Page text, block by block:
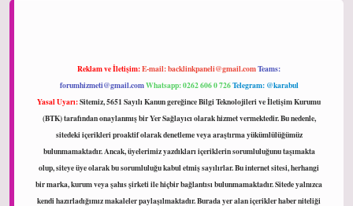
Reklam ve İletişim:E-mail:backlinkpaneli@gmail.comTeams:
forumhizmeti@gmail.comWhatsapp: 0262 606 0 726Telegram: @karabul
Yasal Uyarı:Sitemiz, 5651 Sayılı Kanun gereğince Bilgi Teknolojileri ve İletişim Kurumu
(BTK) tarafından onaylanmış bir Yer Sağlayıcı olarak hizmet vermektedir. Bu nedenle,
sitedeki içerikleri proaktif olarak denetleme veya araştırma yükümlülüğümüz
bulunmamaktadır. Ancak, üyelerimiz yazdıkları içeriklerin sorumluluğunu taşımakta
olup, siteye üye olarak bu sorumluluğu kabul etmiş sayılırlar. Bu internet sitesi, herhangi
bir marka, kurum veya şahıs şirketi ile hiçbir bağlantısı bulunmamaktadır. Sitede yalnızca
kendi hazırladığımız makaleler paylaşılmaktadır. Burada yer alan içerikler haber niteliği